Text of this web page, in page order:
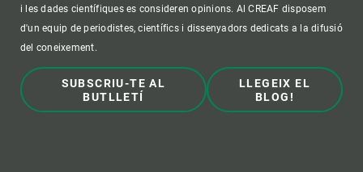
i les dades científiques es consideren opinions. Al CREAF disposem
d'un equip de periodistes, científics i dissenyadors dedicats a la difusió
del coneixement.
SUBSCRIU-TE AL
BUTLLETÍ
LLEGEIX EL
BLOG!